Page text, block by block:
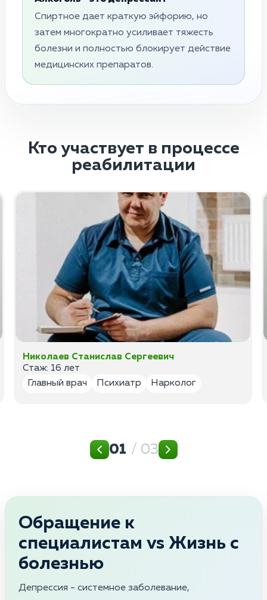
Спиртное дает краткую эйфорию, но
затем многократно усиливает тяжесть
болезни и полностью блокирует действие
медицинских препаратов.
Кто участвует в процессе
реабилитации
Николаев Станислав Сергеевич
Стаж: 16 лет
Главный врач
Психиатр Нарколог
01 / 03
Обращение к
специалистам vs Жизнь с
болезнью
Депрессия - системное заболевание,